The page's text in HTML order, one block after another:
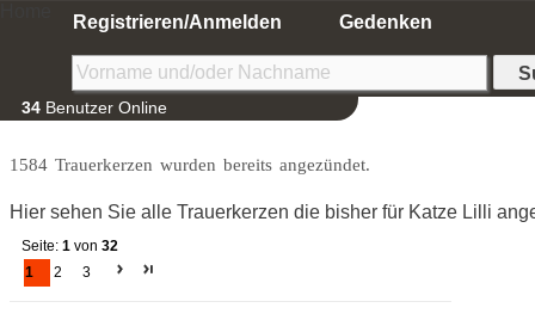
Registrieren/Anmelden Gedenken
34 Benutzer Online
1584 Trauerkerzen wurden bereits angezündet.
Hier sehen Sie alle Trauerkerzen die bisher für Katze Lilli
Seite: 1 von 32
1
2 3